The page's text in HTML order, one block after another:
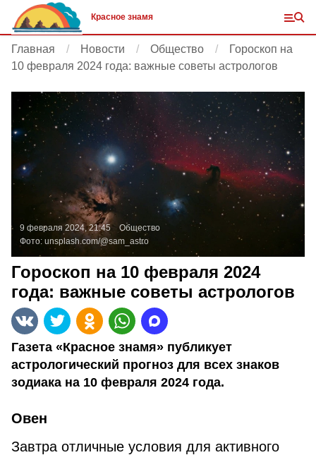
Красное знамя
Главная Новости Общество
Гороскоп на
10 февраля 2024 года: важные советы астрологов
9 февраля 2024, 21:45
Общество
Фото: unsplash.com/@sam_astro
Гороскоп на 10 февраля 2024
года: важные советы астрологов
Газета «Красное знамя» публикует
астрологический прогноз для всех знаков
зодиака на 10 февраля 2024 года.
Овен
Завтра отличные условия для активного